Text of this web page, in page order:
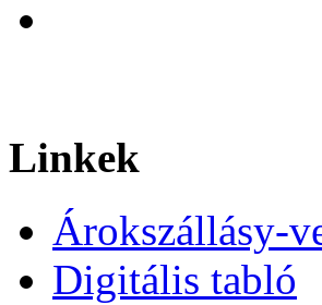
Linkek
Árokszállásy-
Digitális tabló